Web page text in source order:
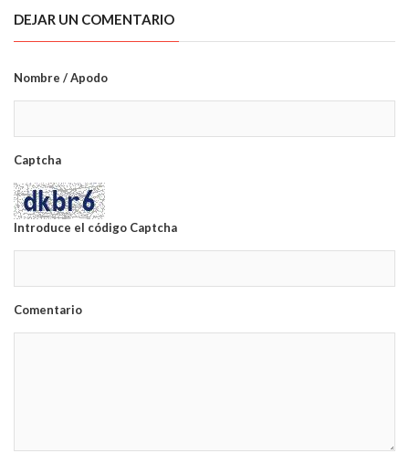
DEJAR UN COMENTARIO
Nombre / Apodo
Captcha
Introduce el código Captcha
Comentario